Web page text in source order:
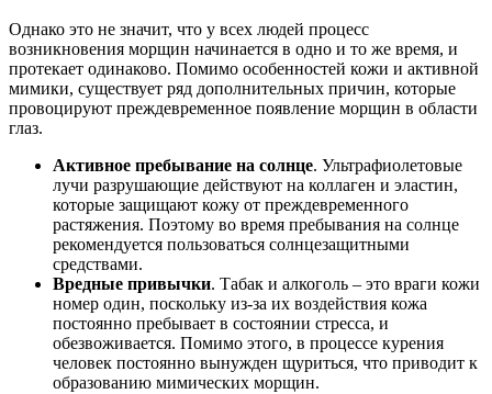
Однако это не значит, что у всех людей процесс
возникновения морщин начинается в одно и то же время, и
протекает одинаково. Помимо особенностей кожи и активной
мимики, существует ряд дополнительных причин, которые
провоцируют преждевременное появление морщин в области
глаз.
Активное пребывание на солнце. Ультрафиолетовые
лучи разрушающие действуют на коллаген и эластин,
которые защищают кожу от преждевременного
растяжения. Поэтому во время пребывания на солнце
рекомендуется пользоваться солнцезащитными
средствами.
Вредные привычки. Табак и алкоголь – это враги кожи
номер один, поскольку из-за их воздействия кожа
постоянно пребывает в состоянии стресса, и
обезвоживается. Помимо этого, в процессе курения
человек постоянно вынужден щуриться, что приводит к
образованию мимических морщин.